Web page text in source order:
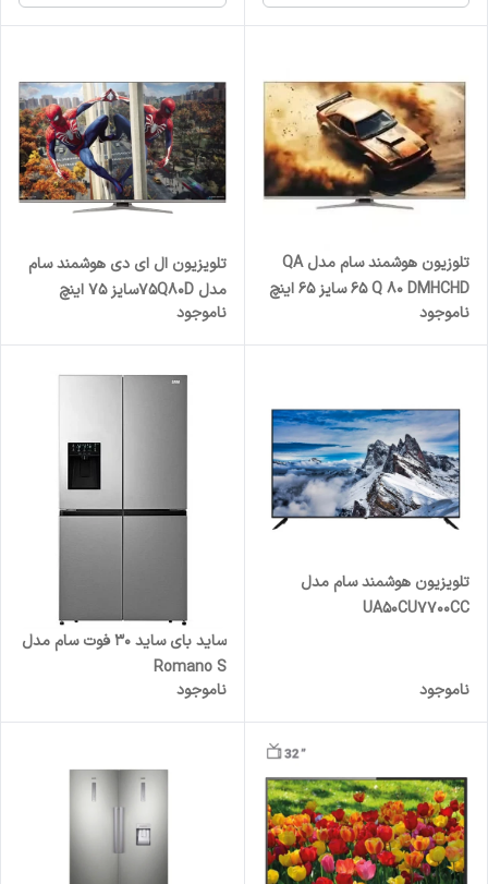
تلوزیون هوشمند سام مدل QA
65 Q 80 DMHCHD سایز 65 اینچ
ناموجود
تلویزیون ال ای دی هوشمند سام
مدل ۷۵Q80Dسایز ۷۵ اینچ
ناموجود
تلویزیون هوشمند سام مدل
UA50CU7700CC
ناموجود
ساید بای ساید 30 فوت سام مدل
Romano S
ناموجود